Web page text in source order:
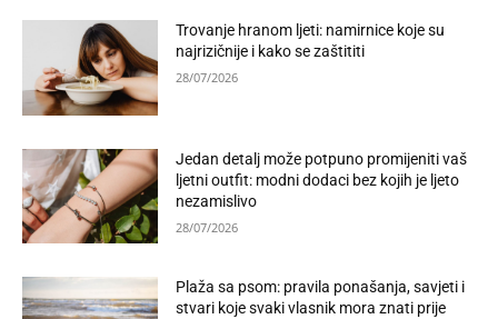
Trovanje hranom ljeti: namirnice koje su
najrizičnije i kako se zaštititi
28/07/2026
Jedan detalj može potpuno promijeniti vaš
ljetni outfit: modni dodaci bez kojih je ljeto
nezamislivo
28/07/2026
Plaža sa psom: pravila ponašanja, savjeti i
stvari koje svaki vlasnik mora znati prije